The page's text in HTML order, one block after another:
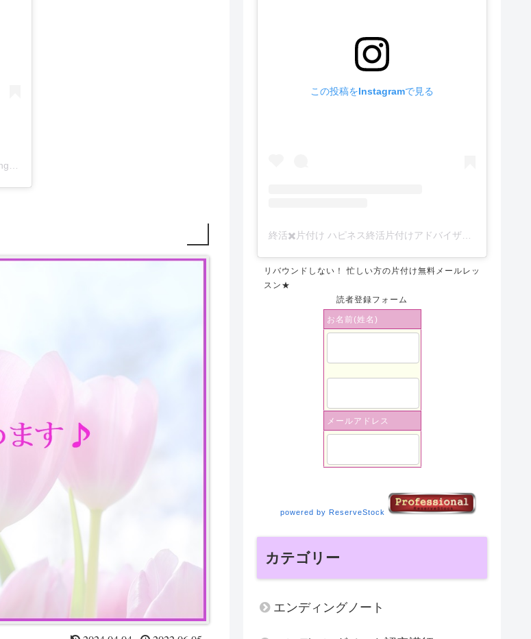
この投稿をInstagramで見る
終活✖️片付け ハピネス終活片付けアドバイザー かぁーな(@happiness_endingnote)がシェアした投稿
リバウンドしない！ 忙しい方の片付け無料メールレッ
スン★
読者登録フォーム
お名前(姓名)
メールアドレス
powered by ReserveStock
カテゴリー
エンディングノート